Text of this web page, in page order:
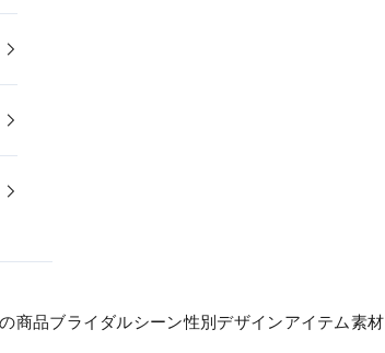
商品ブライダルシーン性別 デザインアイテム素材